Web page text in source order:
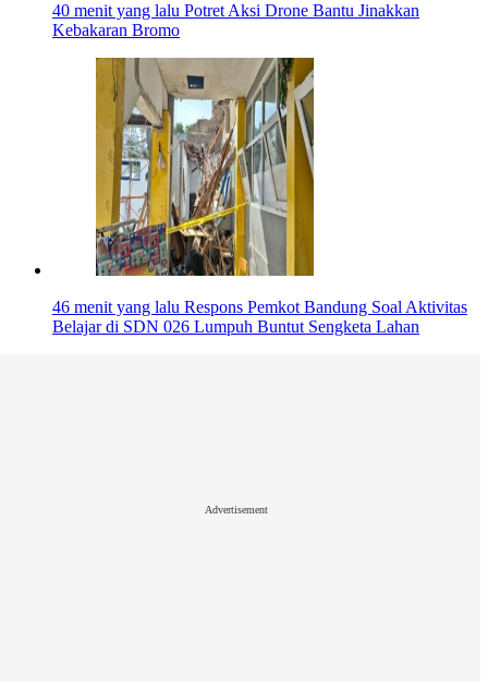
40 menit yang lalu Potret Aksi Drone Bantu Jinakkan
Kebakaran Bromo
46 menit yang lalu Respons Pemkot Bandung Soal Aktivitas
Belajar di SDN 026 Lumpuh Buntut Sengketa Lahan
Advertisement